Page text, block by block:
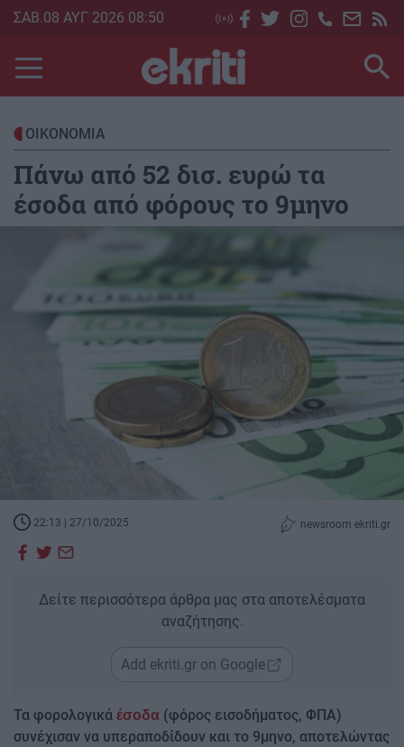
Skip
main
content
ΣΑΒ.08 ΑΥΓ 2026 08:50
ΟΙΚΟΝΟΜΙΑ
Πάνω από 52 δισ. ευρώ τα
έσοδα από φόρους το 9μηνο
22:13 | 27/10/2025 newsroom ekriti.gr
Δείτε περισσότερα άρθρα μας στα αποτελέσματα
αναζήτησης.
Add ekriti.gr on Google
Τα φορολογικά έσοδα (φόρος εισοδήματος, ΦΠΑ)
συνέχισαν να υπεραποδίδουν και το 9μηνο, αποτελώντας